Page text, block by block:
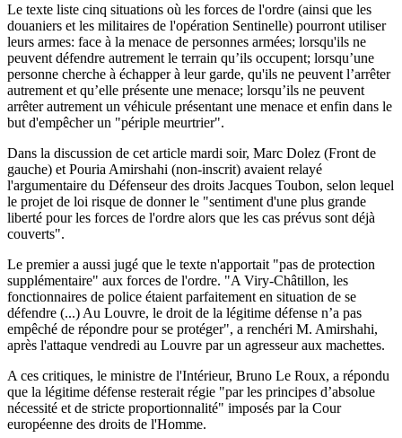
Le texte liste cinq situations où les forces de l'ordre (ainsi que les
douaniers et les militaires de l'opération Sentinelle) pourront utiliser
leurs armes: face à la menace de personnes armées; lorsqu'ils ne
peuvent défendre autrement le terrain qu’ils occupent; lorsqu’une
personne cherche à échapper à leur garde, qu'ils ne peuvent l’arrêter
autrement et qu’elle présente une menace; lorsqu’ils ne peuvent
arrêter autrement un véhicule présentant une menace et enfin dans le
but d'empêcher un "périple meurtrier".
Dans la discussion de cet article mardi soir, Marc Dolez (Front de
gauche) et Pouria Amirshahi (non-inscrit) avaient relayé
l'argumentaire du Défenseur des droits Jacques Toubon, selon lequel
le projet de loi risque de donner le "sentiment d'une plus grande
liberté pour les forces de l'ordre alors que les cas prévus sont déjà
couverts".
Le premier a aussi jugé que le texte n'apportait "pas de protection
supplémentaire" aux forces de l'ordre. "A Viry-Châtillon, les
fonctionnaires de police étaient parfaitement en situation de se
défendre (...) Au Louvre, le droit de la légitime défense n’a pas
empêché de répondre pour se protéger", a renchéri M. Amirshahi,
après l'attaque vendredi au Louvre par un agresseur aux machettes.
A ces critiques, le ministre de l'Intérieur, Bruno Le Roux, a répondu
que la légitime défense resterait régie "par les principes d’absolue
nécessité et de stricte proportionnalité" imposés par la Cour
européenne des droits de l'Homme.